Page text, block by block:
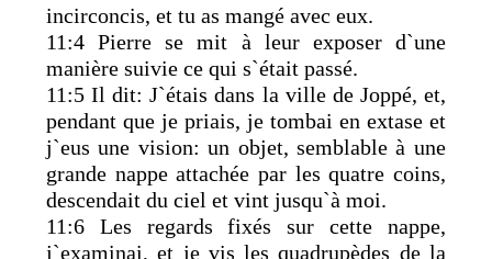
incirconcis, et tu as mangé avec eux.
11:4 Pierre se mit à leur exposer d`une
manière suivie ce qui s`était passé.
11:5 Il dit: J`étais dans la ville de Joppé, et,
pendant que je priais, je tombai en extase et
j`eus une vision: un objet, semblable à une
grande nappe attachée par les quatre coins,
descendait du ciel et vint jusqu`à moi.
11:6 Les regards fixés sur cette nappe,
j`examinai, et je vis les quadrupèdes de la